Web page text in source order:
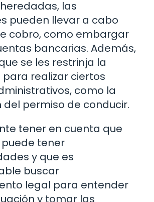
las
pueden llevar a cabo
cobro, como embargar
bancarias. Además,
se les restrinja la
realizar ciertos
como la
del permiso de conducir.
tener en cuenta que
tener
y que es
buscar
legal para entender
y tomar las